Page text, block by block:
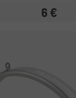
Precio
6 €